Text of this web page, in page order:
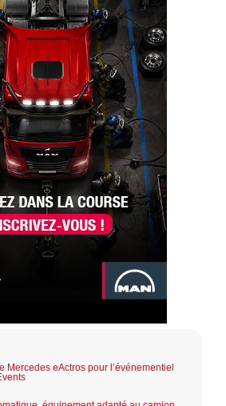
Mercedes eActros pour l’événementiel